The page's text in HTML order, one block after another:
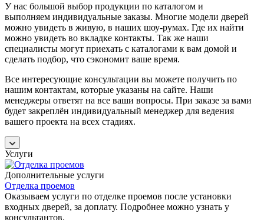
У нас большой выбор продукции по каталогом и
выполняем индивидуальные заказы. Многие модели дверей
можно увидеть в живую, в наших шоу-румах. Где их найти
можно увидеть во вкладке контакты. Так же наши
специалисты могут приехать с каталогами к вам домой и
сделать подбор, что сэкономит ваше время.
Все интересующие консультации вы можете получить по
нашим контактам, которые указаны на сайте. Наши
менеджеры ответят на все ваши вопросы. При заказе за вами
будет закреплён индивидуальный менеджер для ведения
вашего проекта на всех стадиях.
Услуги
Дополнительные услуги
Отделка проемов
Оказываем услуги по отделке проемов после установки
входных дверей, за доплату. Подробнее можно узнать у
консультантов.